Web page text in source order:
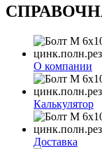
О компании
Калькулятор
Доставка